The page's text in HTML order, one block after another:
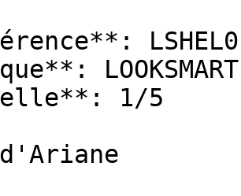
LOOKSMART
1/5